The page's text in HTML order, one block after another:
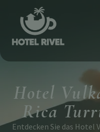
Hotel
Rica
Entdecken Sie das Hotel